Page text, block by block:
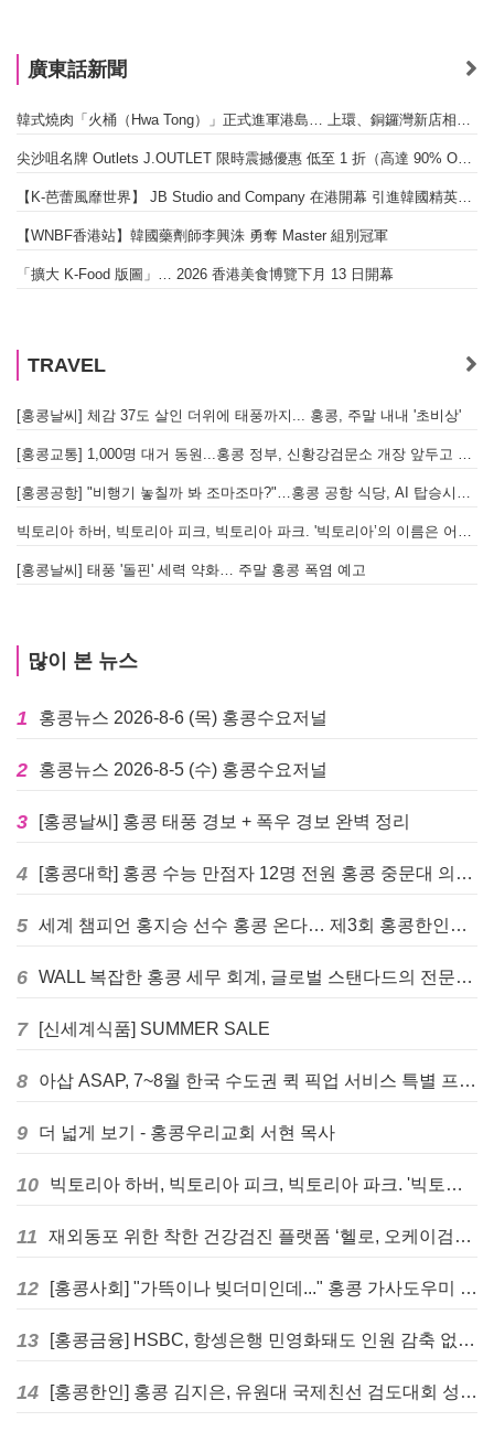
廣東話新聞
韓式燒肉「火桶（Hwa Tong）」正式進軍港島… 上環、銅鑼灣新店相繼開幕
尖沙咀名牌 Outlets J.OUTLET 限時震撼優惠 低至 1 折（高達 90% OFF）
【K-芭蕾風靡世界】 JB Studio and Company 在港開幕 引進韓國精英芭蕾教育系統
【WNBF香港站】韓國藥劑師李興洙 勇奪 Master 組別冠軍
「擴大 K-Food 版圖」… 2026 香港美食博覽下月 13 日開幕
TRAVEL
[홍콩날씨] 체감 37도 살인 더위에 태풍까지... 홍콩, 주말 내내 '초비상'
[홍콩교통] 1,000명 대거 동원...홍콩 정부, 신황강검문소 개장 앞두고 실전 훈련 돌입
[홍콩공항] "비행기 놓칠까 봐 조마조마?"…홍콩 공항 식당, AI 탑승시간 계산해 메뉴 추천해 준다
빅토리아 하버, 빅토리아 피크, 빅토리아 파크. '빅토리아’의 이름은 어떻게 온 걸까? - [이승권 원장의 생활칼럼]
[홍콩날씨] 태풍 '돌핀' 세력 약화… 주말 홍콩 폭염 예고
많이 본 뉴스
1 홍콩뉴스 2026-8-6 (목) 홍콩수요저널
2 홍콩뉴스 2026-8-5 (수) 홍콩수요저널
3 [홍콩날씨] 홍콩 태풍 경보 + 폭우 경보 완벽 정리
4 [홍콩대학] 홍콩 수능 만점자 12명 전원 홍콩 중문대 의대 진학
5 세계 챔피언 홍지승 선수 홍콩 온다… 제3회 홍콩한인팔씨름대회 9월 12일 개최
6 WALL 복잡한 홍콩 세무 회계, 글로벌 스탠다드의 전문가들이 답을 드립니다! - 법인설립, 회계, 감사
7 [신세계식품] SUMMER SALE
8 아삽 ASAP, 7~8월 한국 수도권 퀵 픽업 서비스 특별 프로모션 실시
9 더 넓게 보기 - 홍콩우리교회 서현 목사
10 빅토리아 하버, 빅토리아 피크, 빅토리아 파크. '빅토리아’의 이름은 어떻게 온 걸까? - [이승권 원장의 생활칼럼]
11 재외동포 위한 착한 건강검진 플랫폼 ‘헬로, 오케이검진’ 서비스 개시
12 [홍콩사회] "가뜩이나 빚더미인데..." 홍콩 가사도우미 대출 전면 금지 촉구
13 [홍콩금융] HSBC, 항셍은행 민영화돼도 인원 감축 없다... 독립 브랜드 유지
14 [홍콩한인] 홍콩 김지은, 유원대 국제친선 검도대회 성인단체전 우승